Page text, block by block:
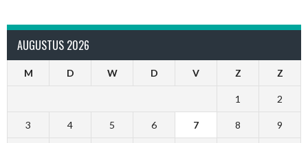
AUGUSTUS 2026
M D W D V Z Z
1 2
3 4 5 6 7 8 9